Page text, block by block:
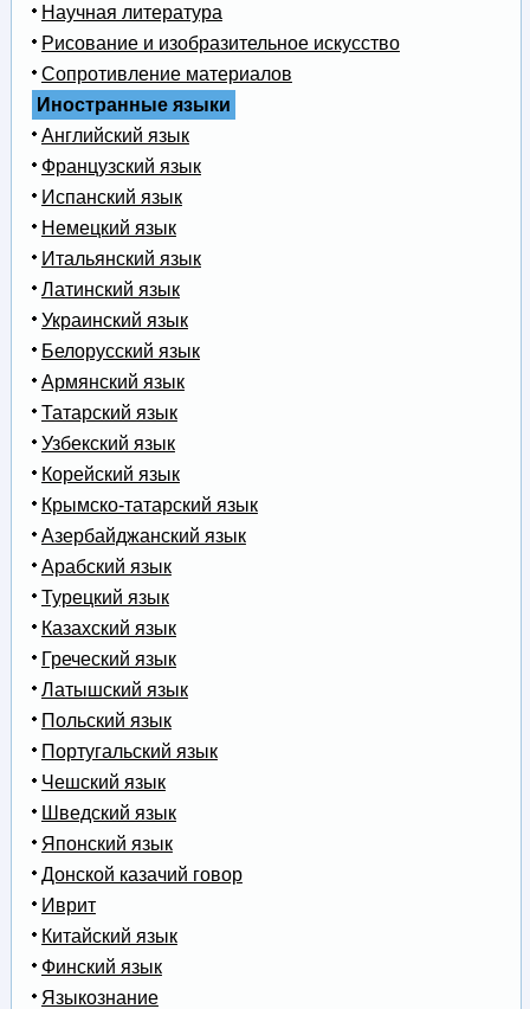
Научная литература
Рисование и изобразительное искусство
Сопротивление материалов
Иностранные языки
Английский язык
Французский язык
Испанский язык
Немецкий язык
Итальянский язык
Латинский язык
Украинский язык
Белорусский язык
Армянский язык
Татарский язык
Узбекский язык
Корейский язык
Крымско-татарский язык
Азербайджанский язык
Арабский язык
Турецкий язык
Казахский язык
Греческий язык
Латышский язык
Польский язык
Португальский язык
Чешский язык
Шведский язык
Японский язык
Донской казачий говор
Иврит
Китайский язык
Финский язык
Языкознание